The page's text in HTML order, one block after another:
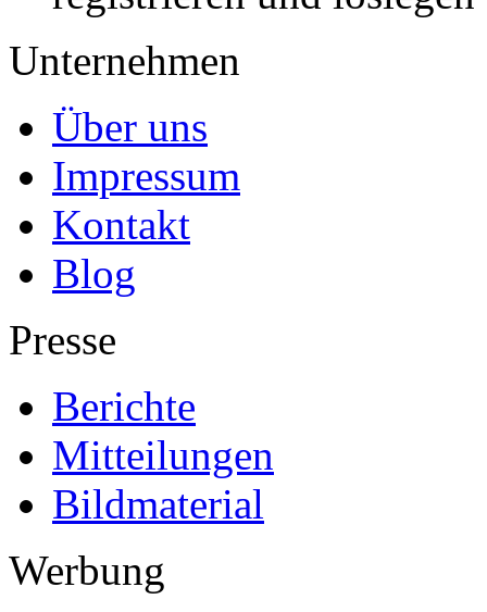
Unternehmen
Über uns
Impressum
Kontakt
Blog
Presse
Berichte
Mitteilungen
Bildmaterial
Werbung